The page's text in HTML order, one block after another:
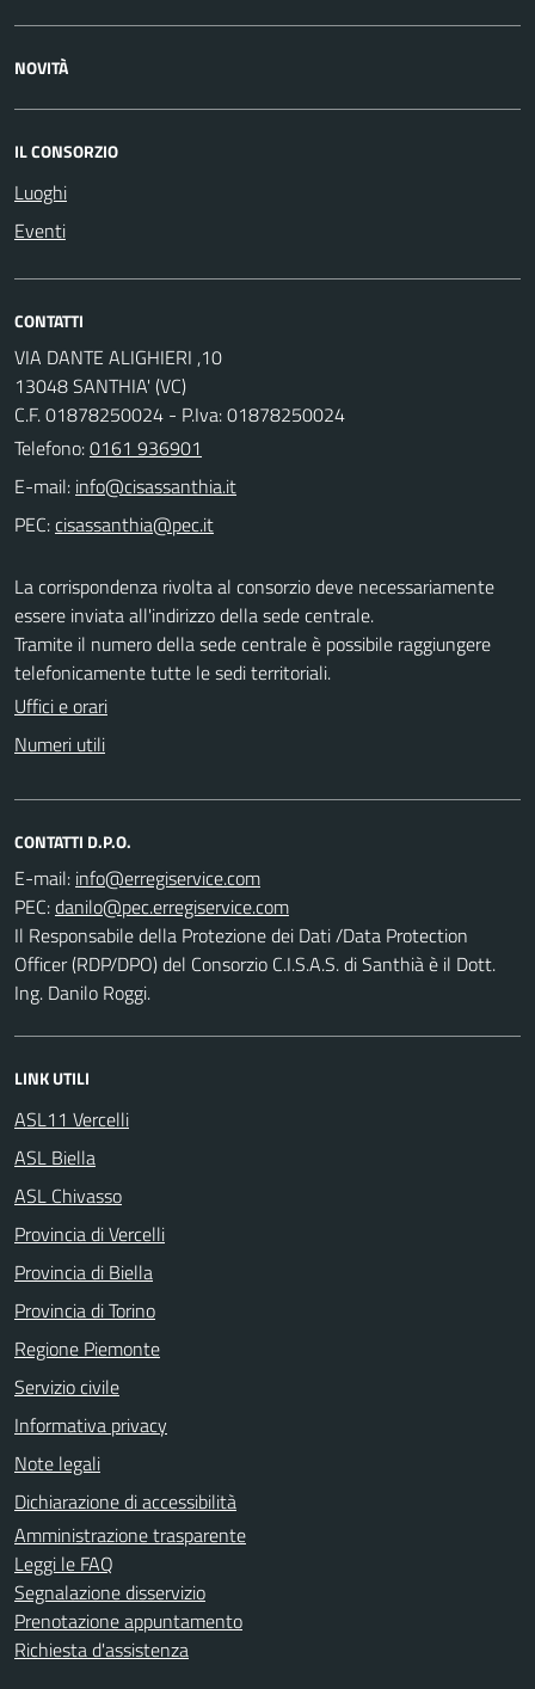
NOVITÀ
IL CONSORZIO
Luoghi
Eventi
CONTATTI
VIA DANTE ALIGHIERI ,10
13048 SANTHIA' (VC)
C.F. 01878250024 - P.Iva: 01878250024
Telefono:0161 936901
E-mail:
PEC:
La corrispondenza rivolta al consorzio deve necessariamente
essere inviata all'indirizzo della sede centrale.
Tramite il numero della sede centrale è possibile raggiungere
telefonicamente tutte le sedi territoriali.
Uffici e orari
Numeri utili
CONTATTI D.P.O.
E-mail:
PEC:
Il Responsabile della Protezione dei Dati /Data Protection
Officer (RDP/DPO) del Consorzio C.I.S.A.S. di Santhià è il Dott.
Ing. Danilo Roggi.
LINK UTILI
ASL11 Vercelli
ASL Biella
ASL Chivasso
Provincia di Vercelli
Provincia di Biella
Provincia di Torino
Regione Piemonte
Servizio civile
Informativa privacy
Note legali
Dichiarazione di accessibilità
Amministrazione trasparente
Leggi le FAQ
Segnalazione disservizio
Prenotazione appuntamento
Richiesta d'assistenza